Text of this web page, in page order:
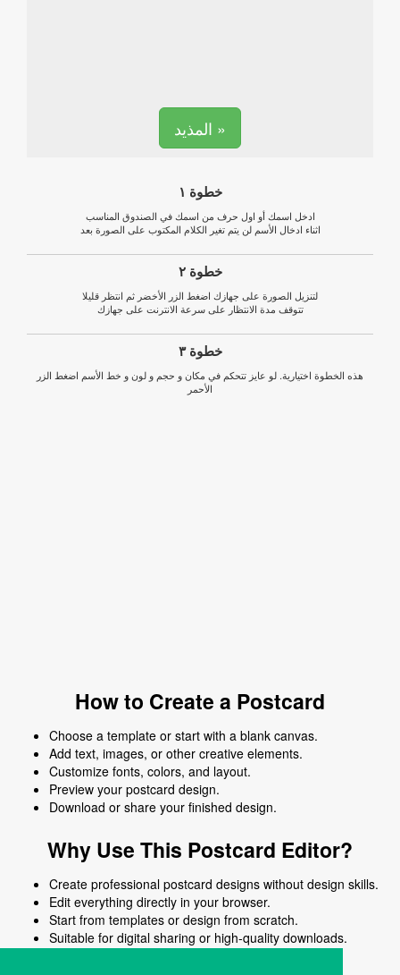
المذيد »
خطوة ١
ادخل اسمك أو اول حرف من اسمك في الصندوق المناسب
اثناء ادخال الأسم لن يتم تغير الكلام المكتوب على الصورة بعد
خطوة ٢
لتنزيل الصورة على جهازك اضغط الزر الأخضر ثم انتظر قليلا
تتوقف مدة الانتظار على سرعة الانترنت على جهازك
خطوة ٣
هذه الخطوة اختيارية. لو عايز تتحكم في مكان و حجم و لون و خط الأسم اضغط الزر
الأحمر
How to Create a Postcard
Choose a template or start with a blank canvas.
Add text, images, or other creative elements.
Customize fonts, colors, and layout.
Preview your postcard design.
Download or share your finished design.
Why Use This Postcard Editor?
Create professional postcard designs without design skills.
Edit everything directly in your browser.
Start from templates or design from scratch.
Suitable for digital sharing or high-quality downloads.